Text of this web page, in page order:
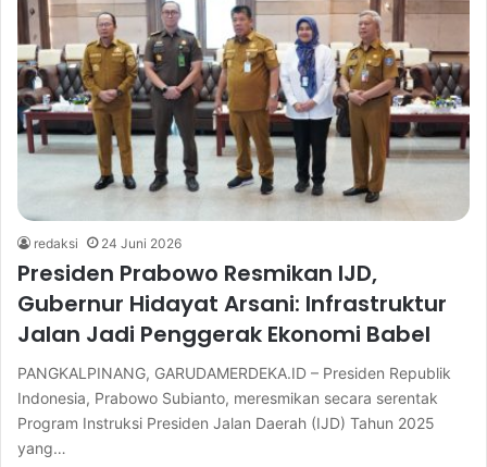
redaksi 24 Juni 2026
Presiden Prabowo Resmikan IJD,
Gubernur Hidayat Arsani: Infrastruktur
Jalan Jadi Penggerak Ekonomi Babel
PANGKALPINANG, GARUDAMERDEKA.ID – Presiden Republik
Indonesia, Prabowo Subianto, meresmikan secara serentak
Program Instruksi Presiden Jalan Daerah (IJD) Tahun 2025
yang…